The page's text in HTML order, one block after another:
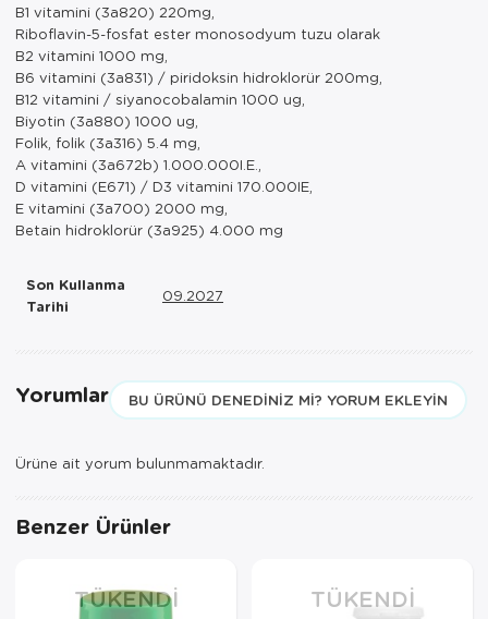
B1 vitamini (3a820) 220mg,
Riboflavin-5-fosfat ester monosodyum tuzu olarak
B2 vitamini 1000 mg,
B6 vitamini (3a831) / piridoksin hidroklorür 200mg,
B12 vitamini / siyanocobalamin 1000 ug,
Biyotin (3a880) 1000 ug,
Folik, folik (3a316) 5.4 mg,
A vitamini (3a672b) 1.000.000I.E.,
D vitamini (E671) / D3 vitamini 170.000IE,
E vitamini (3a700) 2000 mg,
Betain hidroklorür (3a925) 4.000 mg
Son Kullanma
Tarihi
09.2027
Yorumlar BU ÜRÜNÜ DENEDINIZ MI? YORUM EKLEYIN
Ürüne ait yorum bulunmamaktadır.
Benzer Ürünler
TÜKENDI TÜKENDI